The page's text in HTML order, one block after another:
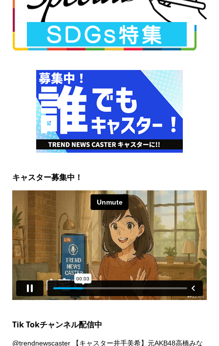
キャスター募集中！
Tik Tokチャンネル配信中
@trendnewscaster【キャスター井手美希】元AKB48高橋みな